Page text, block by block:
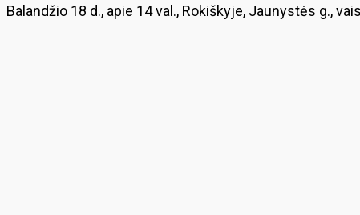
Balandžio 18 d., apie 14 val., Rokiškyje, Jaunystės g.,